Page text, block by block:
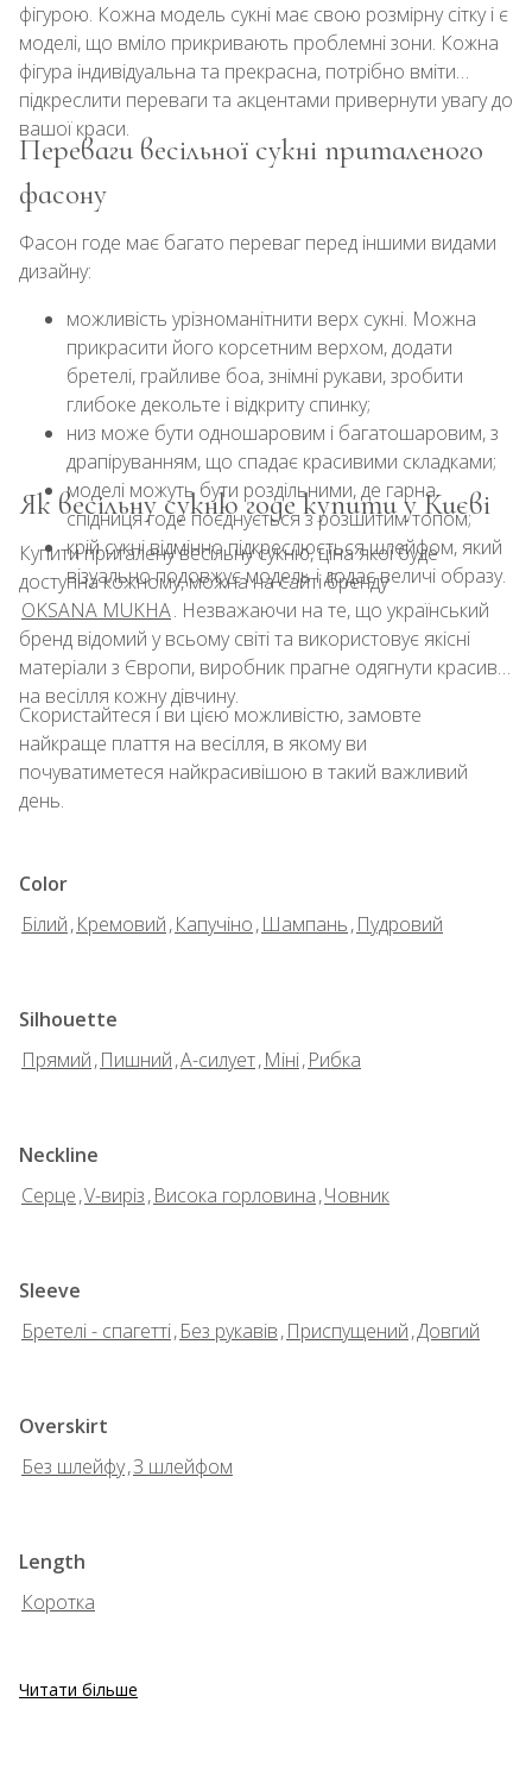
фігурою. Кожна модель сукні має свою розмірну сітку і є
моделі, що вміло прикривають проблемні зони. Кожна
фігура індивідуальна та прекрасна, потрібно вміти
підкреслити переваги та акцентами привернути увагу до
вашої краси.
Переваги весільної сукні приталеного
фасону
Фасон годе має багато переваг перед іншими видами
дизайну:
можливість урізноманітнити верх сукні. Можна
прикрасити його корсетним верхом, додати
бретелі, грайливе боа, знімні рукави, зробити
глибоке декольте і відкриту спинку;
низ може бути одношаровим і багатошаровим, з
драпіруванням, що спадає красивими складками;
моделі можуть бути роздільними, де гарна
спідниця годе поєднується з розшитим топом;
крій сукні відмінно підкреслюється шлейфом, який
візуально подовжує модель і додає величі образу.
Як весільну сукню годе купити у Києві
Купити приталену весільну сукню, ціна якої буде
доступна кожному, можна на сайті бренду
OKSANA MUKHA. Незважаючи на те, що український
бренд відомий у всьому світі та використовує якісні
матеріали з Європи, виробник прагне одягнути красиво
на весілля кожну дівчину.
Скористайтеся і ви цією можливістю, замовте
найкраще плаття на весілля, в якому ви
почуватиметеся найкрасивішою в такий важливий
день.
Color
Білий,Кремовий,Капучіно,Шампань,Пудровий
Silhouette
Прямий,Пишний,А-силует,Міні,Рибка
Neckline
Серце,V-виріз,Висока горловина,Човник
Sleeve
Бретелі - спагетті,Без рукавів,Приспущений,Довгий
Overskirt
Без шлейфу,З шлейфом
Length
Коротка
Читати більше